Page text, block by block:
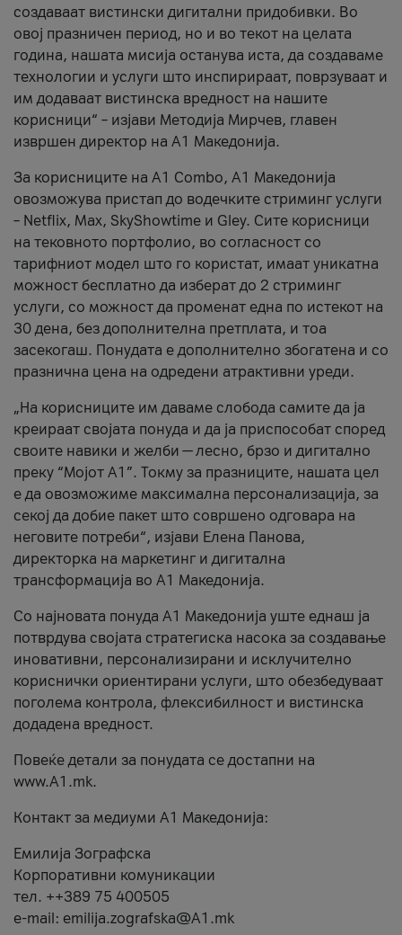
создаваат вистински дигитални придобивки. Во
овој празничен период, но и во текот на целата
година, нашата мисија останува иста, да создаваме
технологии и услуги што инспирираат, поврзуваат и
им додаваат вистинска вредност на нашите
корисници“ – изјави Методија Мирчев, главен
извршен директор на А1 Македонија.
За корисниците на A1 Combo, А1 Македонија
овозможува пристап до водечките стриминг услуги
– Netflix, Max, SkyShowtime и Gley. Сите корисници
на тековното портфолио, во согласност со
тарифниот модел што го користат, имаат уникатна
можност бесплатно да изберат до 2 стриминг
услуги, со можност да променат една по истекот на
30 дена, без дополнителна претплата, и тоа
засекогаш. Понудата е дополнително збогатена и со
празнична цена на одредени атрактивни уреди.
„На корисниците им даваме слобода самите да ја
креираат својата понуда и да ја приспособат според
своите навики и желби — лесно, брзо и дигитално
преку “Мојот А1”. Токму за празниците, нашата цел
е да овозможиме максимална персонализација, за
секој да добие пакет што совршено одговара на
неговите потреби“, изјави Елена Панова,
директорка на маркетинг и дигитална
трансформација во А1 Македонија.
Со најновата понуда А1 Македонија уште еднаш ја
потврдува својата стратегиска насока за создавање
иновативни, персонализирани и исклучително
кориснички ориентирани услуги, што обезбедуваат
поголема контрола, флексибилност и вистинска
додадена вредност.
Повеќе детали за понудата се достапни на
www.А1.mk.
Контакт за медиуми А1 Македонија:
Емилија Зографска
Корпоративни комуникации
тел. ++389 75 400505
e-mail: emilija.zografska@A1.mk